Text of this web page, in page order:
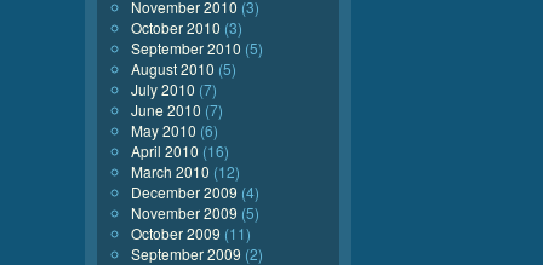
November 2010 (3)
October 2010 (3)
September 2010 (5)
August 2010 (5)
July 2010 (7)
June 2010 (7)
May 2010 (6)
April 2010 (16)
March 2010 (12)
December 2009 (4)
November 2009 (5)
October 2009 (11)
September 2009 (2)